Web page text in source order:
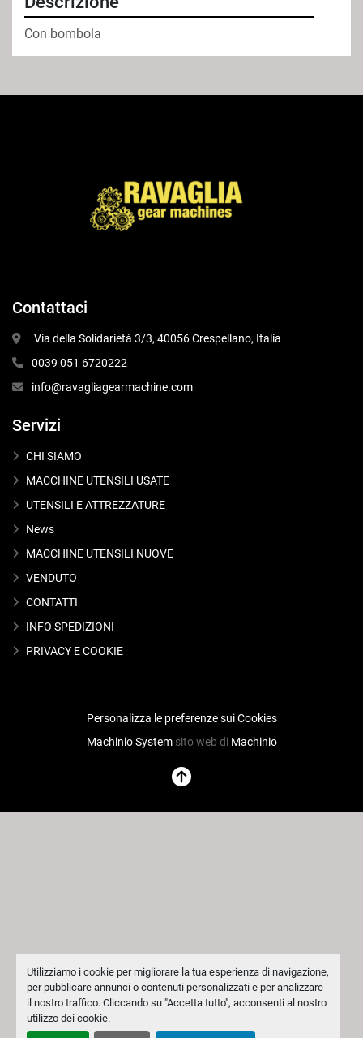
Utilizziamo i cookie per migliorare la tua esperienza di navigazione,
per pubblicare annunci o contenuti personalizzati e per analizzare
il nostro traffico. Cliccando su "Accetta tutto", acconsenti al nostro
utilizzo dei cookie.
Con bombola
Contattaci
Via della Solidarietà 3/3, 40056 Crespellano, Italia
0039 051 6720222
info@ravagliagearmachine.com
Servizi
CHI SIAMO
MACCHINE UTENSILI USATE
UTENSILI E ATTREZZATURE
News
MACCHINE UTENSILI NUOVE
VENDUTO
CONTATTI
INFO SPEDIZIONI
PRIVACY E COOKIE
Personalizza le preferenze sui Cookies
Machinio Systemsito web di Machinio